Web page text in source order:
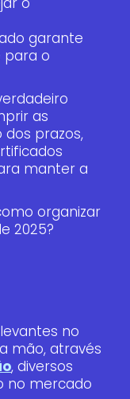
garante
para o
as
prazos,
manter a
organizar
2025?
no
mão, através
, diversos
no mercado